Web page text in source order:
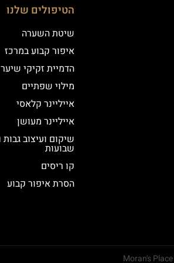
הטיפולים שלנו
שיטת השערה
איפור קבוע במרכז
הדמיית זקיקי שיער
מילוי שפתיים
אייליינר קלאסי
אייליינר מעושן
שבועות
קו ריסים
הסרת איפור קבוע